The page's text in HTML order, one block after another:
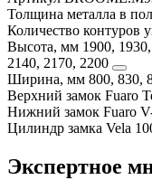
Толщина металла в
Количество контуров
Высота, мм 1900,
2140, 2170, 2200
Ширина, мм 800, 830,
Верхний замок Fuaro
Нижний замок Fuaro
Цилиндр замка Vela
Экспертное